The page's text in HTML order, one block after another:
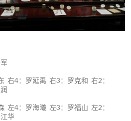
右4：罗延禹 右3：罗克和 右2：
左4：罗海曦 左3：罗福山 左2：
华